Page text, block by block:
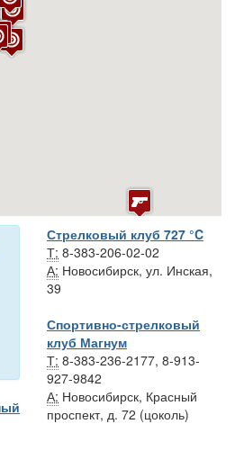
Стрелковый клуб 727 °C
Т: 8-383-206-02-02
А: Новосибирск, ул. Инская,
39
Спортивно-стрелковый
клуб Магнум
Т: 8-383-236-2177, 8-913-
927-9842
А: Новосибирск, Красный
проспект, д. 72 (цоколь)